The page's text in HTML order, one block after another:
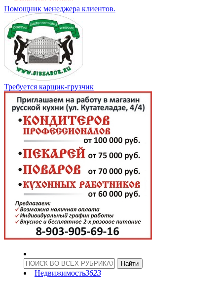
Помощник менеджера клиентов.
Требуется карщик-грузчик
Недвижимость3623